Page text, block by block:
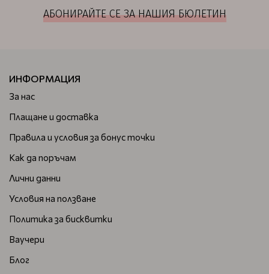
АБОНИРАЙТЕ СЕ ЗА НАШИЯ БЮЛЕТИН
ИНФОРМАЦИЯ
За нас
Плащане и доставка
Правила и условия за бонус точки
Как да поръчам
Лични данни
Условия на ползване
Политика за бисквитки
Ваучери
Блог